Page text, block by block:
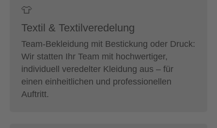
👕
Textil & Textilveredelung
Team-Bekleidung mit Bestickung oder Druck:
Wir statten Ihr Team mit hochwertiger,
individuell veredelter Kleidung aus – für
einen einheitlichen und professionellen
Auftritt.